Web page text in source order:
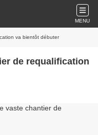
MENU
va bientôt débuter
de requalification